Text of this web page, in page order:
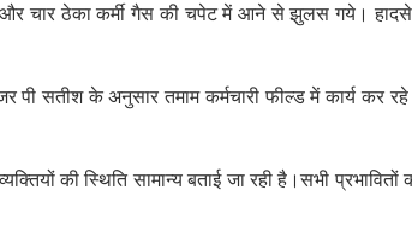
और चार ठेका कर्मी गैस की चपेट में आने से झुलस गये। हादसे
पी सतीश के अनुसार तमाम कर्मचारी फील्ड में कार्य कर
की स्थिति सामान्य बताई जा रही है।सभी